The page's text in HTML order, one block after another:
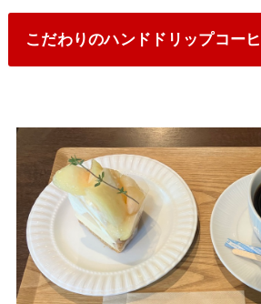
こだわりのハンドドリップコー